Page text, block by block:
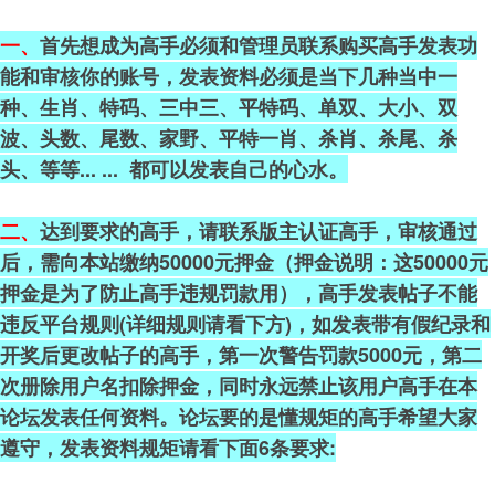
一、 首先想成为高手必须和管理员联系购买高手发表功
能和审核你的账号，发表资料必须是当下几种当中一
种、生肖、特码、三中三、平特码、单双、大小、双
波、头数、尾数、家野、平特一肖、杀肖、杀尾、杀
头、等等... ... 都可以发表自己的心水。
二、 达到要求的高手，请联系版主认证高手，审核通过
后，需向本站缴纳50000元押金（押金说明：这50000元
押金是为了防止高手违规罚款用），高手发表帖子不能
违反平台规则(详细规则请看下方)，如发表带有假纪录和
开奖后更改帖子的高手，第一次警告罚款5000元，第二
次册除用户名扣除押金，同时永远禁止该用户高手在本
论坛发表任何资料。论坛要的是懂规矩的高手希望大家
遵守，发表资料规矩请看下面6条要求: